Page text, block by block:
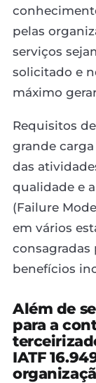
pelas
serviços
solicitado e
máximo
Requisitos
grande
das
qualidade e
(Failure
em vários
benefícios
Além de
para a
IATF